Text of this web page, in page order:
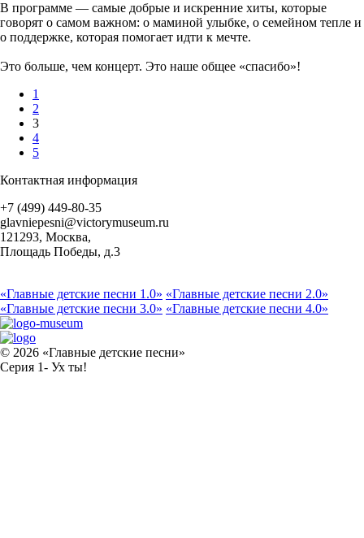
В программе — самые добрые и искренние хиты, которые
говорят о самом важном: о маминой улыбке, о семейном тепле и
о поддержке, которая помогает идти к мечте.
Это больше, чем концерт. Это наше общее «спасибо»!
1
2
3
4
5
Контактная информация
+7 (499) 449-80-35
glavniepesni@victorymuseum.ru
121293, Москва,
Площадь Победы, д.3
«Главные детские песни 1.0» «Главные детские песни 2.0»
«Главные детские песни 3.0» «Главные детские песни 4.0»
© 2026 «Главные детские песни»
Серия 1- Ух ты!